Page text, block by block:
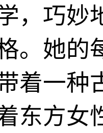
，巧妙
。她的
着一种
东方女